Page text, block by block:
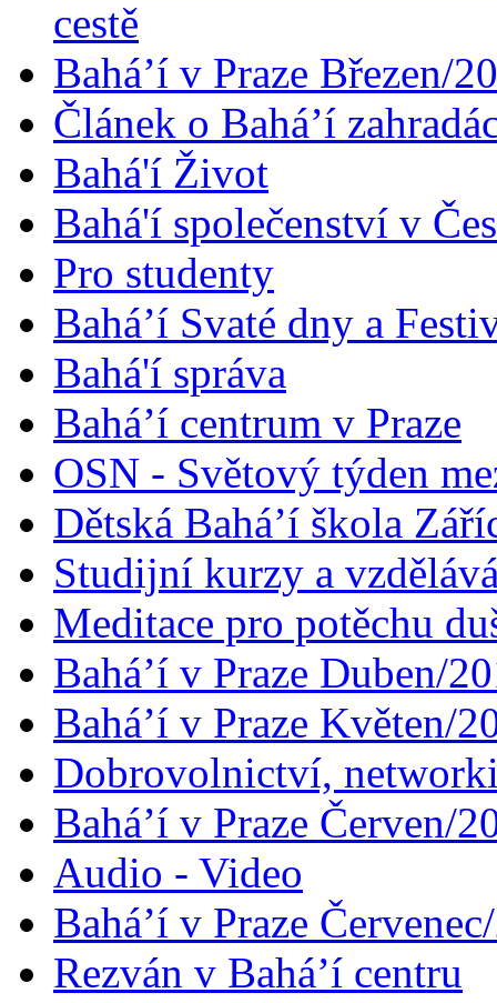
cestě
Bahá’í v Praze Březen/
Článek o Bahá’í
Bahá'í Život
Bahá'í společenství v
Pro studenty
Bahá’í Svaté dny a
Bahá'í správa
Bahá’í centrum v Praze
OSN - Světový týden
Dětská Bahá’í škola
Studijní kurzy a
Meditace pro potěchu
Bahá’í v Praze Duben/
Bahá’í v Praze Květen/
Dobrovolnictví,
Bahá’í v Praze Červen/
Audio - Video
Bahá’í v Praze
Rezván v Bahá’í centru